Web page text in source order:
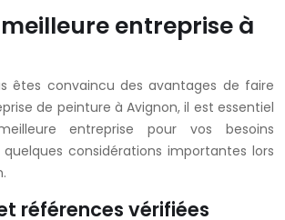
entreprise à
êtes convaincu des avantages de faire
de peinture à Avignon, il est essentiel
entreprise pour vos besoins
quelques considérations importantes lors
références vérifiées